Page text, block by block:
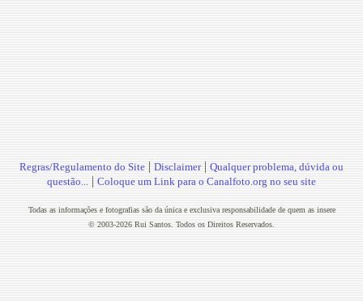
Regras/Regulamento do Site | Disclaimer| Qualquer problema, dúvida ou
questão... | Coloque um Link para o Canalfoto.org no seu site
Todas as informações e fotografias são da única e exclusiva responsabilidade de quem as insere
© 2003-2026 Rui Santos. Todos os Direitos Reservados.